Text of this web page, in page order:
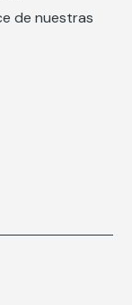
de nuestras